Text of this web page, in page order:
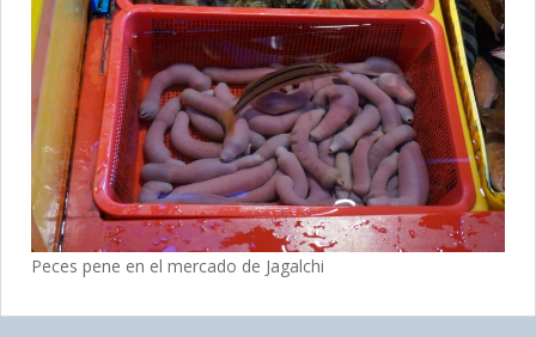
Peces pene en el mercado de Jagalchi